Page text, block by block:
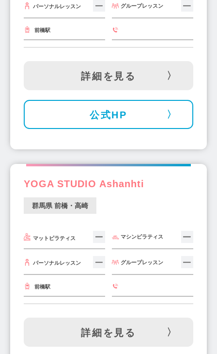
パーソナルレッスン グループレッスン
前橋駅
詳細を見る
公式HP
YOGA STUDIO Ashanhti
群馬県 前橋・高崎
マットピラティス マシンピラティス
パーソナルレッスン グループレッスン
前橋駅
詳細を見る